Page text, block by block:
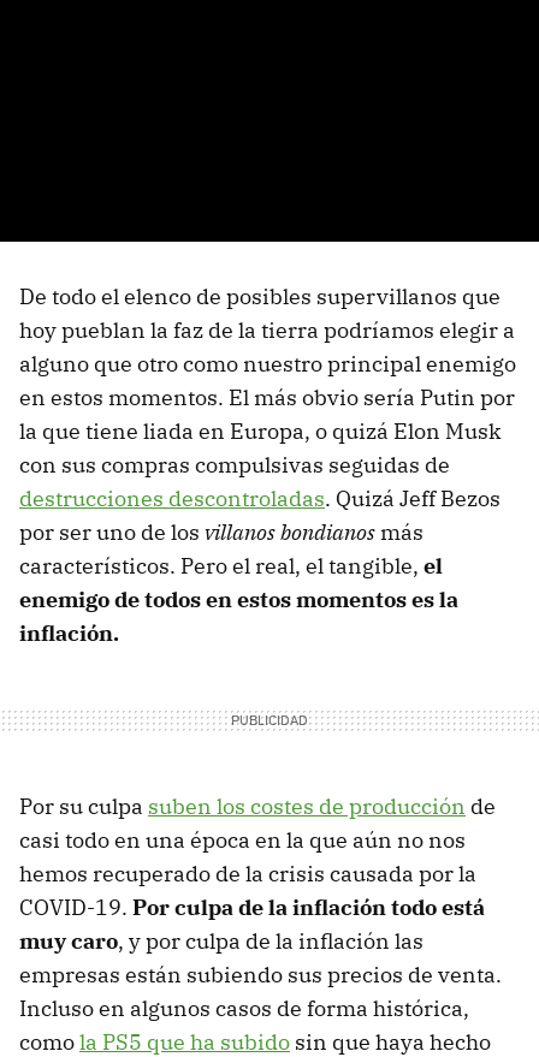
De todo el elenco de posibles supervillanos que
hoy pueblan la faz de la tierra podríamos elegir a
alguno que otro como nuestro principal enemigo
en estos momentos. El más obvio sería Putin por
la que tiene liada en Europa, o quizá Elon Musk
con sus compras compulsivas seguidas de
destrucciones descontroladas. Quizá Jeff Bezos
por ser uno de los villanos bondianos más
característicos. Pero el real, el tangible, el
enemigo de todos en estos momentos es la
inflación.
Por su culpa suben los costes de producción de
casi todo en una época en la que aún no nos
hemos recuperado de la crisis causada por la
COVID-19. Por culpa de la inflación todo está
muy caro, y por culpa de la inflación las
empresas están subiendo sus precios de venta.
Incluso en algunos casos de forma histórica,
comola PS5 que ha subido sin que haya hecho